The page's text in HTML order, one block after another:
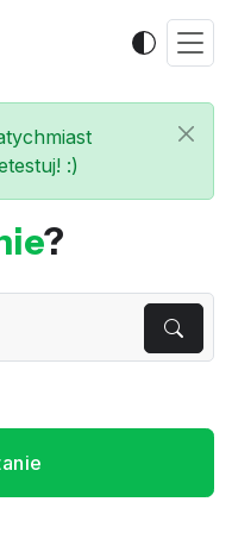
:)
?